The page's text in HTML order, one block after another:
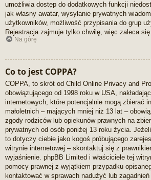
umożliwia dostęp do dodatkowych funkcji
jak własny awatar, wysyłanie prywatnych
użytkowników, możliwość przypisania do grup
Rejestracja zajmuje tylko chwilę, więc zaleca
Na górę
Co to jest COPPA?
COPPA, to skrót od Child Online Privacy and
obowiązującego od 1998 roku w USA,
internetowych, które potencjalnie mogą zbierać
małoletnich – mających mniej niż 13 lat –
zgody rodziców lub opiekunów prawnych na
prywatnych od osób poniżej 13 roku życia.
to dotyczy ciebie jako kogoś próbującego
witrynie internetowej – skontaktuj się z
wyjaśnienie. phpBB Limited i właściciele tej
pomocy prawnej z wyjątkiem przypadku
kontaktować w sprawach nadużyć lub